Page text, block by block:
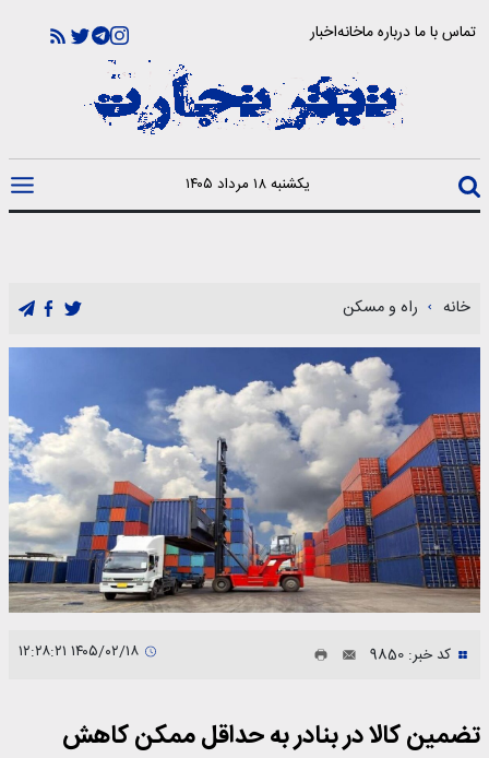
تماس با مادرباره ماخانهاخبار
یکشنبه ۱۸ مرداد ۱۴۰۵
خانه راه و مسکن
کد خبر: 9850
تضمین کالا در بنادر به حداقل ممکن کاهش